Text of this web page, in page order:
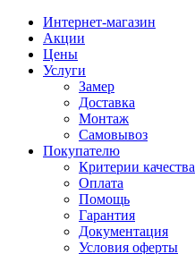
Интернет-магазин
Акции
Цены
Услуги
Замер
Доставка
Монтаж
Самовывоз
Покупателю
Критерии качества
Оплата
Помощь
Гарантия
Документация
Условия оферты